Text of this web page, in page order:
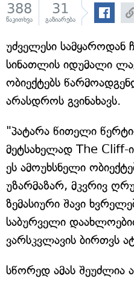
388
წაკითხვა
31
გაზიარება
უძველესი სამყაროდან
სინათლის იდუმალი
ობიექტებს
არასდროს გვინახავს.
"პატარა წითელი
მეტსახელად The Cliff-
ეს ამოუხსნელი
უზარმაზარ, მკვრივ
ზემასიური შავი
საბურველი
ვარსკვლავის ბირთვს
სწორედ ამას შეუძლია